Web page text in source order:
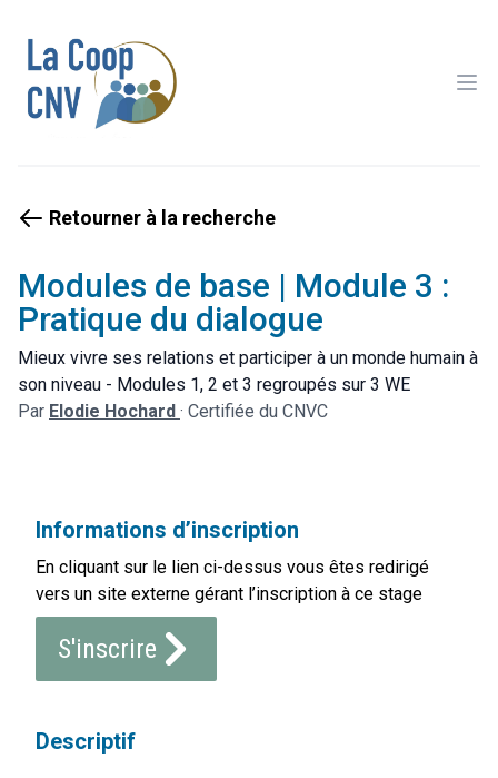
Retourner à la recherche
Modules de base | Module 3 :
Pratique du dialogue
Mieux vivre ses relations et participer à un monde humain à
son niveau - Modules 1, 2 et 3 regroupés sur 3 WE
Par Elodie Hochard · Certifiée du CNVC
Informations d’inscription
En cliquant sur le lien ci-dessus vous êtes redirigé
vers un site externe gérant l’inscription à ce stage
S'inscrire
Descriptif